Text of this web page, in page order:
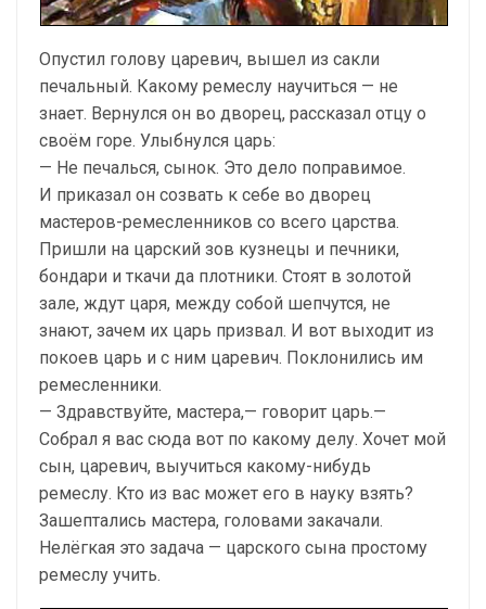
Опустил голову царевич, вышел из сакли
печальный. Какому ремеслу научиться — не
знает. Вернулся он во дворец, рассказал отцу о
своём горе. Улыбнулся царь:
— Не печалься, сынок. Это дело поправимое.
И приказал он созвать к себе во дворец
мастеров-ремесленников со всего царства.
Пришли на царский зов кузнецы и печники,
бондари и ткачи да плотники. Стоят в золотой
зале, ждут царя, между собой шепчутся, не
знают, зачем их царь призвал. И вот выходит из
покоев царь и с ним царевич. Поклонились им
ремесленники.
— Здравствуйте, мастера,— говорит царь.—
Собрал я вас сюда вот по какому делу. Хочет мой
сын, царевич, выучиться какому-нибудь
ремеслу. Кто из вас может его в науку взять?
Зашептались мастера, головами закачали.
Нелёгкая это задача — царского сына простому
ремеслу учить.